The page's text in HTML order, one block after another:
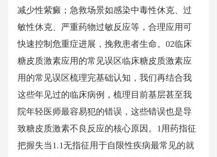
减少性紫癜；急救场景如感染中毒性休克、过
敏性休克、严重药物过敏反应等，合理应用可
快速控制危重症进展，挽救患者生命。02临床
糖皮质激素应用的常见误区临床糖皮质激素应
用的常见误区梳理完基础认知，我们再结合我
这些年见过的临床病例，梳理目前基层甚至我
院年轻医师最容易犯的错误，这些错误也是导
致糖皮质激素不良反应的核心原因。1用药指征
把握失当1.1无指征用于自限性疾病最常见的就